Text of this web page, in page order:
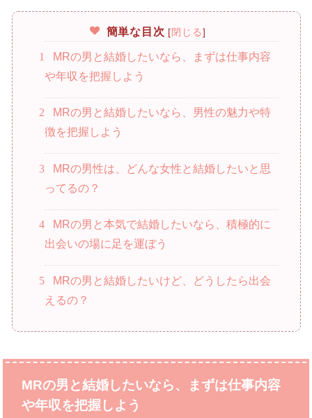
簡単な目次 [閉じる]
1
MRの男と結婚したいなら、まずは仕事内容
や年収を把握しよう
2
MRの男と結婚したいなら、男性の魅力や特
徴を把握しよう
3
MRの男性は、どんな女性と結婚したいと思
ってるの？
4
MRの男と本気で結婚したいなら、積極的に
出会いの場に足を運ぼう
5
MRの男と結婚したいけど、どうしたら出会
えるの？
MRの男と結婚したいなら、まずは仕事内容
や年収を把握しよう